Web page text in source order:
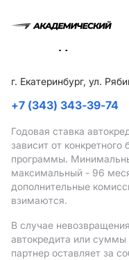
г. Екатеринбург, ул.
+7 (343) 343-39-74
Годовая ставка
зависит от
программы.
максимальный - 96
дополнительные
взимаются.
В случае
автокредита или суммы
партнер оставляет за